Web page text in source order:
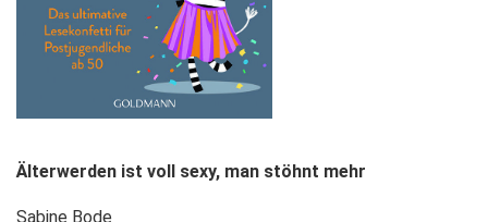
Älterwerden ist voll sexy, man stöhnt mehr
Sabine Bode